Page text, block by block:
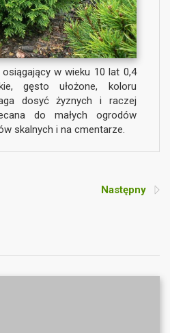
w wieku 10 lat 0,4
gęsto ułożone, koloru
dosyć żyznych i raczej
do małych ogrodów
skalnych i na cmentarze.
Następny